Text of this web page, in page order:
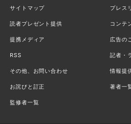
サイトマップ プレス
読者プレゼント提供 コンテ
提携メディア 広告の
RSS 記者・
その他、お問い合わせ 情報提
お詫びと訂正 著者一
監修者一覧